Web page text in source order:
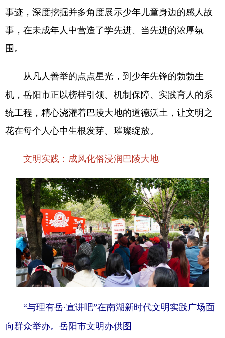
事迹，深度挖掘并多角度展示少年儿童身边的感人故
事，在未成年人中营造了学先进、当先进的浓厚氛
围。
从凡人善举的点点星光，到少年先锋的勃勃生
机，岳阳市正以榜样引领、机制保障、实践育人的系
统工程，精心浇灌着巴陵大地的道德沃土，让文明之
花在每个人心中生根发芽、璀璨绽放。
文明实践：成风化俗浸润巴陵大地
“与理有岳·宣讲吧”在南湖新时代文明实践广场面
向群众举办。岳阳市文明办供图